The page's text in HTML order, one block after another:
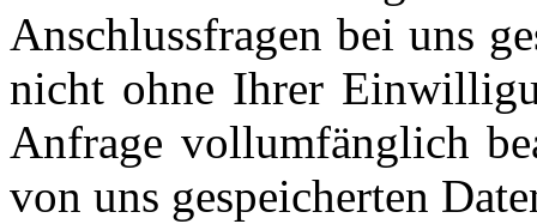
Anschlussfragen bei uns
nicht ohne Ihrer
Anfrage vollumfänglich
von uns gespeicherten